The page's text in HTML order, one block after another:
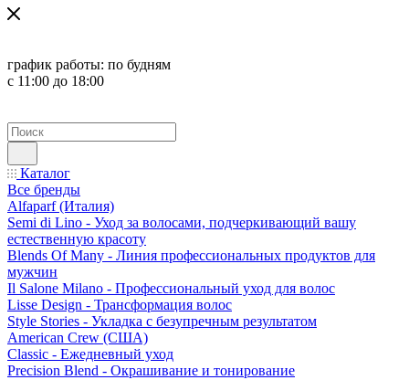
график работы: по будням
с 11:00 до 18:00
Каталог
Все бренды
Alfaparf (Италия)
Semi di Lino - Уход за волосами, подчеркивающий вашу
естественную красоту
Blends Of Many - Линия профессиональных продуктов для
мужчин
Il Salone Milano - Профессиональный уход для волос
Lisse Design - Трансформация волос
Style Stories - Укладка с безупречным результатом
American Crew (США)
Classic - Ежедневный уход
Precision Blend - Окрашивание и тонирование